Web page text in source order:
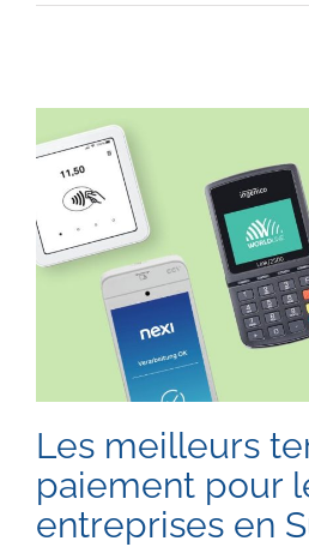
Les meilleurs
paiement pour
entreprises en